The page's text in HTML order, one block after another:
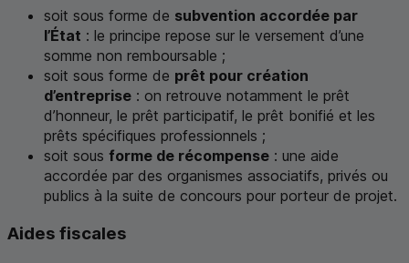
soit sous forme de subvention accordée par
l’État : le principe repose sur le versement d’une
somme non remboursable ;
soit sous forme de prêt pour création
d’entreprise : on retrouve notamment le prêt
d’honneur, le prêt participatif, le prêt bonifié et les
prêts spécifiques professionnels ;
soit sous forme de récompense : une aide
accordée par des organismes associatifs, privés ou
publics à la suite de concours pour porteur de projet.
Aides fiscales